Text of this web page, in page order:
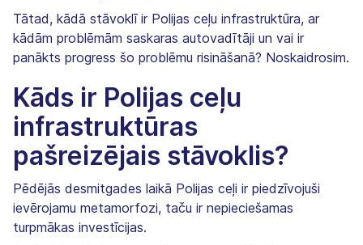
Tātad, kādā stāvoklī ir Polijas ceļu infrastruktūra, ar
kādām problēmām saskaras autovadītāji un vai ir
panākts progress šo problēmu risināšanā? Noskaidrosim.
Kāds ir Polijas ceļu
infrastruktūras
pašreizējais stāvoklis?
Pēdējās desmitgades laikā Polijas ceļi ir piedzīvojuši
ievērojamu metamorfozi, taču ir nepieciešamas
turpmākas investīcijas.